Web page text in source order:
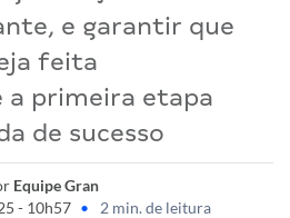
e garantir que
feita
primeira etapa
de sucesso
Equipe Gran
- 10h57 • 2 min. de leitura